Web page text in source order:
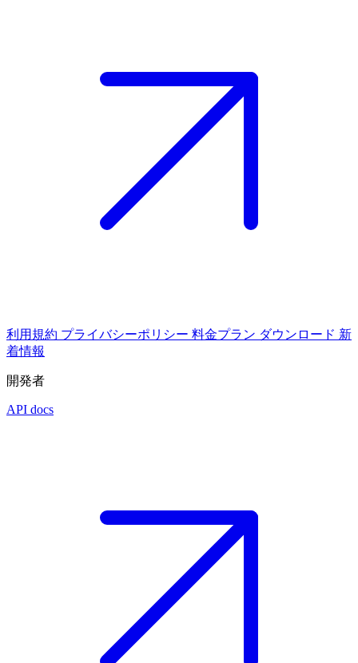
利用規約 プライバシーポリシー 料金プラン ダウンロード 新
着情報
開発者
API docs